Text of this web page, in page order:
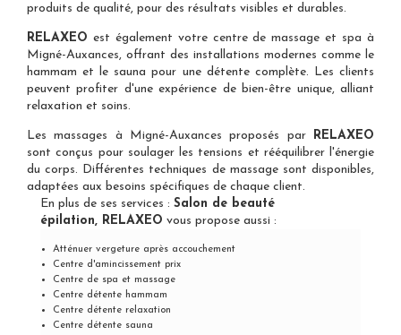
produits de qualité, pour des résultats visibles et durables.
RELAXEO est également votre centre de massage et spa à
Migné-Auxances, offrant des installations modernes comme le
hammam et le sauna pour une détente complète. Les clients
peuvent profiter d'une expérience de bien-être unique, alliant
relaxation et soins.
Lesmassages à Migné-Auxances proposés par
RELAXEO
sont conçus pour soulager les tensions et rééquilibrer l'énergie
du corps. Différentes techniques de massage sont disponibles,
adaptées aux besoins spécifiques de chaque client.
En plus de ses services : Salon de beauté
épilation, RELAXEO vous propose aussi :
Atténuer vergeture après accouchement
Centre d'amincissement prix
Centre de spa et massage
Centre détente hammam
Centre détente relaxation
Centre détente sauna